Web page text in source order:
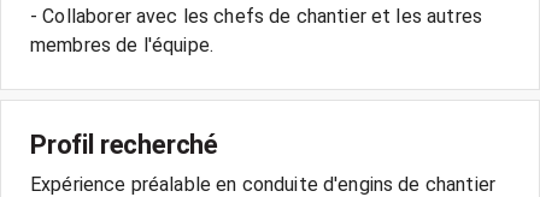
- Collaborer avec les chefs de chantier et les autres
Profil recherché
Expérience préalable en conduite d'engins de chantier